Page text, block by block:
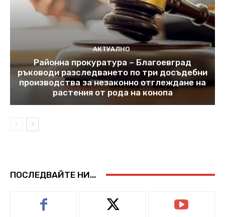
АКТУАЛНО
Районна прокуратура – Благоевград
ръководи разследването по три досъдебни
производства за незаконно отглеждане на
растения от рода на конопа
ПОСЛЕДВАЙТЕ НИ...